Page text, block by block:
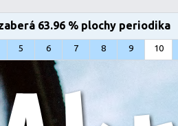
63.96 % plochy periodika
5 6 7 8 9 10